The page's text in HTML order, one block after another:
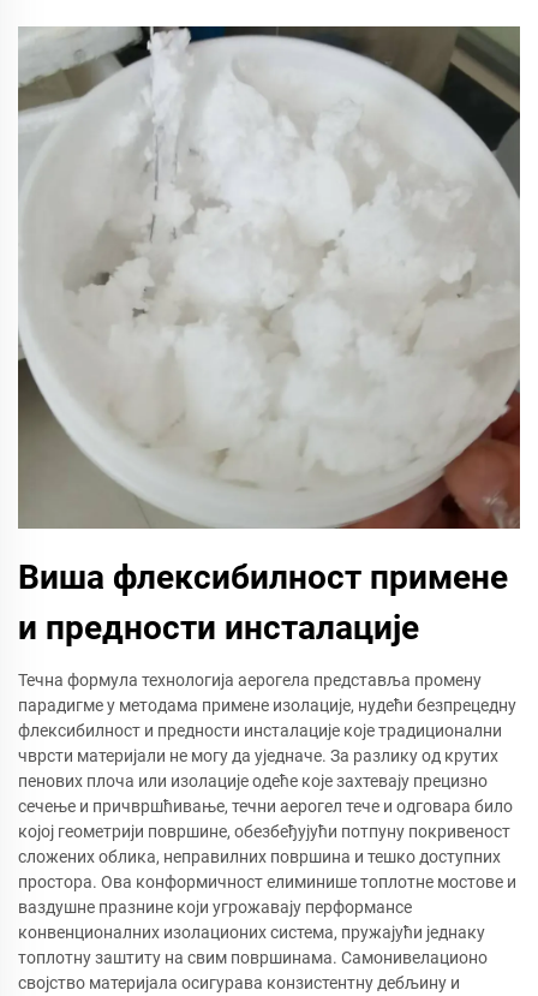
Виша флексибилност примене
и предности инсталације
Течна формула технологија аерогела представља промену
парадигме у методама примене изолације, нудећи безпрецедну
флексибилност и предности инсталације које традиционални
чврсти материјали не могу да уједначе. За разлику од крутих
пенових плоча или изолације одеће које захтевају прецизно
сечење и причвршћивање, течни аерогел тече и одговара било
којој геометрији површине, обезбеђујући потпуну покривеност
сложених облика, неправилних површина и тешко доступних
простора. Ова конформичност елиминише топлотне мостове и
ваздушне празнине који угрожавају перформансе
конвенционалних изолационих система, пружајући једнаку
топлотну заштиту на свим површинама. Самонивелационо
својство материјала осигурава конзистентну дебљину и